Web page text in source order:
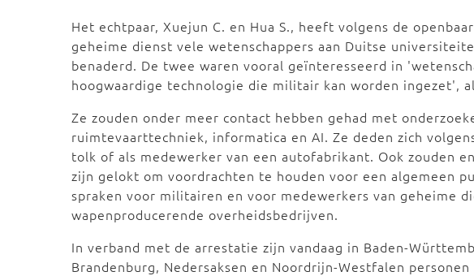
Het echtpaar, Xuejun C. en Hua S., heeft volgens de
geheime dienst vele wetenschappers aan Duitse
benaderd. De twee waren vooral geïnteresseerd in
hoogwaardige technologie die militair kan worden ingezet',
Ze zouden onder meer contact hebben gehad met
ruimtevaarttechniek, informatica en AI. Ze deden zich
tolk of als medewerker van een autofabrikant. Ook zouden
zijn gelokt om voordrachten te houden voor een algemeen
spraken voor militairen en voor medewerkers van geheime
wapenproducerende overheidsbedrijven.
In verband met de arrestatie zijn vandaag in Baden-
Brandenburg, Nedersaksen en Noordrijn-Westfalen